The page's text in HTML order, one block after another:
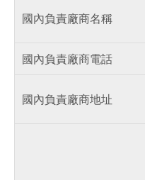
國內負責廠商名稱
國內負責廠商電話
國內負責廠商地址